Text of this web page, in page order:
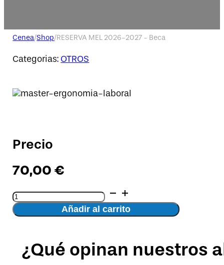
Cenea/Shop/RESERVA MEL 2026-2027 - Beca
Categorias: OTROS
Precio
70,00€
RESERVA
MEL
2026-
Beca
cantidad
Añadir al carrito
¿Qué opinan nuestros